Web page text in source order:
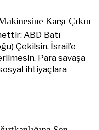
Karşı Çıkın
ABD Batı
Çekilsin. İsrail’e
Para savaşa
ihtiyaçlara